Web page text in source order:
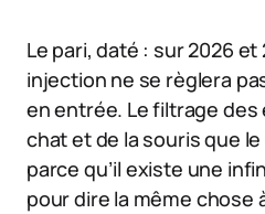
Le pari, daté : sur 2026 et
injection ne se règlera
en entrée. Le filtrage
chat et de la souris que
parce qu’il existe une
pour dire la même chose